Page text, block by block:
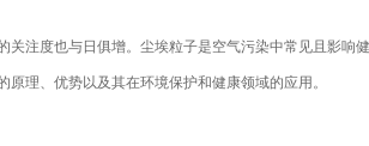
注度也与日俱增。尘埃粒子是空气污染中常见且影响
理、优势以及其在环境保护和健康领域的应用。